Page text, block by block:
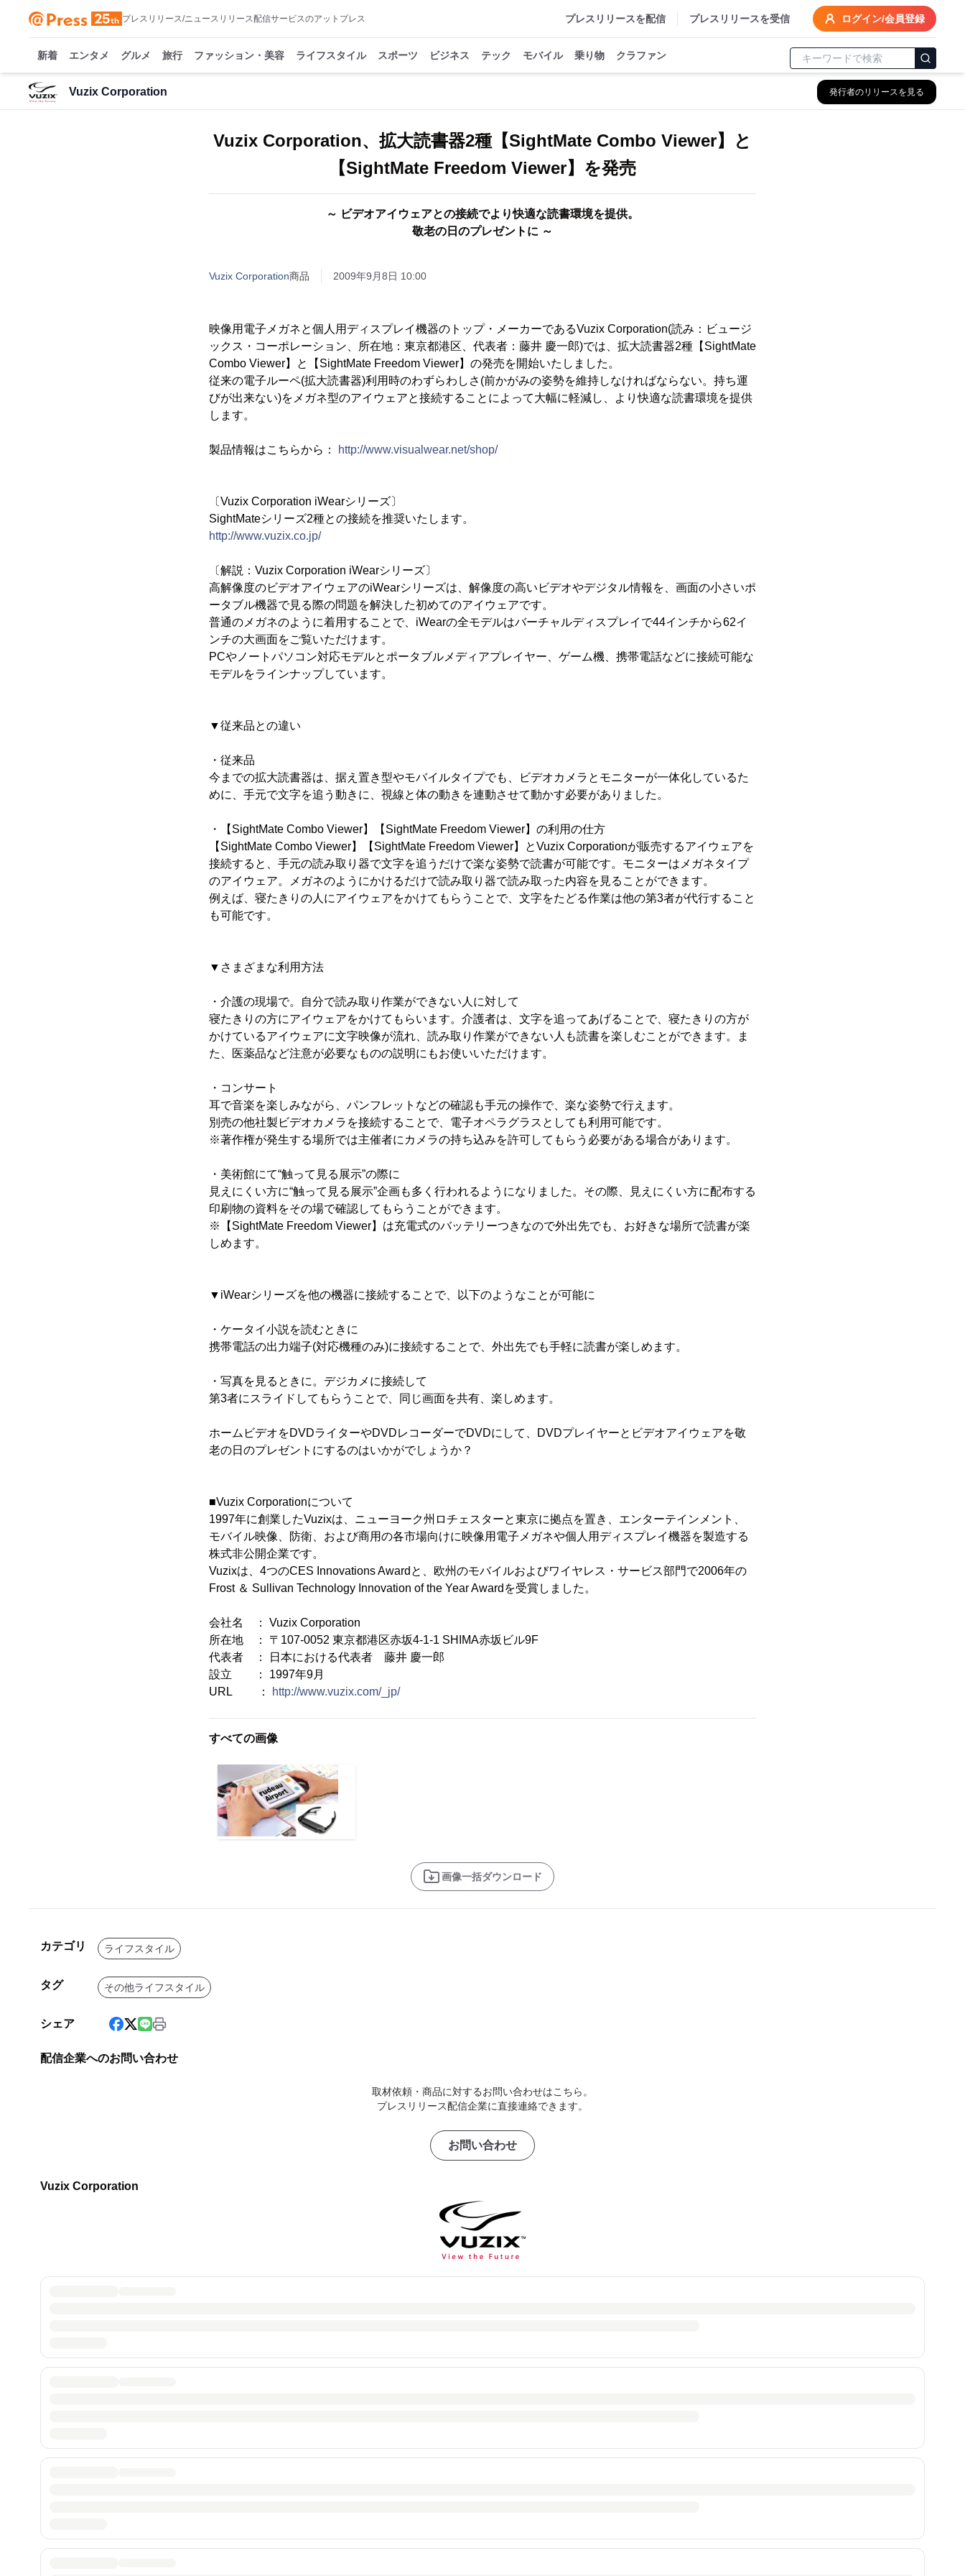
プレスリリース/ニュースリリース配信サービスのアットプレス プレスリリースを配信 プレスリリースを受信 ログイン/会員登録
新着 エンタメ グルメ 旅行 ファッション・美容 ライフスタイル スポーツ ビジネス テック モバイル 乗り物 クラファン
Vuzix Corporation 発行者のリリースを見る
Vuzix Corporation、拡大読書器2種【SightMate Combo Viewer】と
【SightMate Freedom Viewer】を発売
～ ビデオアイウェアとの接続でより快適な読書環境を提供。
敬老の日のプレゼントに ～
Vuzix Corporation商品 2009年9月8日 10:00
映像用電子メガネと個人用ディスプレイ機器のトップ・メーカーであるVuzix Corporation(読み：ビュージ
ックス・コーポレーション、所在地：東京都港区、代表者：藤井 慶一郎)では、拡大読書器2種【SightMate
Combo Viewer】と【SightMate Freedom Viewer】の発売を開始いたしました。
従来の電子ルーペ(拡大読書器)利用時のわずらわしさ(前かがみの姿勢を維持しなければならない。持ち運
びが出来ない)をメガネ型のアイウェアと接続することによって大幅に軽減し、より快適な読書環境を提供
します。
製品情報はこちらから： http://www.visualwear.net/shop/
〔Vuzix Corporation iWearシリーズ〕
SightMateシリーズ2種との接続を推奨いたします。
http://www.vuzix.co.jp/
〔解説：Vuzix Corporation iWearシリーズ〕
高解像度のビデオアイウェアのiWearシリーズは、解像度の高いビデオやデジタル情報を、画面の小さいポ
ータブル機器で見る際の問題を解決した初めてのアイウェアです。
普通のメガネのように着用することで、iWearの全モデルはバーチャルディスプレイで44インチから62イ
ンチの大画面をご覧いただけます。
PCやノートパソコン対応モデルとポータブルメディアプレイヤー、ゲーム機、携帯電話などに接続可能な
モデルをラインナップしています。
▼従来品との違い
・従来品
今までの拡大読書器は、据え置き型やモバイルタイプでも、ビデオカメラとモニターが一体化しているた
めに、手元で文字を追う動きに、視線と体の動きを連動させて動かす必要がありました。
・【SightMate Combo Viewer】【SightMate Freedom Viewer】の利用の仕方
【SightMate Combo Viewer】【SightMate Freedom Viewer】とVuzix Corporationが販売するアイウェアを
接続すると、手元の読み取り器で文字を追うだけで楽な姿勢で読書が可能です。モニターはメガネタイプ
のアイウェア。メガネのようにかけるだけで読み取り器で読み取った内容を見ることができます。
例えば、寝たきりの人にアイウェアをかけてもらうことで、文字をたどる作業は他の第3者が代行すること
も可能です。
▼さまざまな利用方法
・介護の現場で。自分で読み取り作業ができない人に対して
寝たきりの方にアイウェアをかけてもらいます。介護者は、文字を追ってあげることで、寝たきりの方が
かけているアイウェアに文字映像が流れ、読み取り作業ができない人も読書を楽しむことができます。ま
た、医薬品など注意が必要なものの説明にもお使いいただけます。
・コンサート
耳で音楽を楽しみながら、パンフレットなどの確認も手元の操作で、楽な姿勢で行えます。
別売の他社製ビデオカメラを接続することで、電子オペラグラスとしても利用可能です。
※著作権が発生する場所では主催者にカメラの持ち込みを許可してもらう必要がある場合があります。
・美術館にて“触って見る展示”の際に
見えにくい方に“触って見る展示”企画も多く行われるようになりました。その際、見えにくい方に配布する
印刷物の資料をその場で確認してもらうことができます。
※【SightMate Freedom Viewer】は充電式のバッテリーつきなので外出先でも、お好きな場所で読書が楽
しめます。
▼iWearシリーズを他の機器に接続することで、以下のようなことが可能に
・ケータイ小説を読むときに
携帯電話の出力端子(対応機種のみ)に接続することで、外出先でも手軽に読書が楽しめます。
・写真を見るときに。デジカメに接続して
第3者にスライドしてもらうことで、同じ画面を共有、楽しめます。
ホームビデオをDVDライターやDVDレコーダーでDVDにして、DVDプレイヤーとビデオアイウェアを敬
老の日のプレゼントにするのはいかがでしょうか？
■Vuzix Corporationについて
1997年に創業したVuzixは、ニューヨーク州ロチェスターと東京に拠点を置き、エンターテインメント、
モバイル映像、防衛、および商用の各市場向けに映像用電子メガネや個人用ディスプレイ機器を製造する
株式非公開企業です。
Vuzixは、4つのCES Innovations Awardと、欧州のモバイルおよびワイヤレス・サービス部門で2006年の
Frost ＆ Sullivan Technology Innovation of the Year Awardを受賞しました。
会社名 ： Vuzix Corporation
所在地 ： 〒107-0052 東京都港区赤坂4-1-1 SHIMA赤坂ビル9F
代表者 ： 日本における代表者 藤井 慶一郎
設立 ： 1997年9月
URL ：
http://www.vuzix.com/_jp/
すべての画像
画像一括ダウンロード
カテゴリ ライフスタイル
タグ その他ライフスタイル
シェア
配信企業へのお問い合わせ
取材依頼・商品に対するお問い合わせはこちら。
プレスリリース配信企業に直接連絡できます。
お問い合わせ
Vuzix Corporation